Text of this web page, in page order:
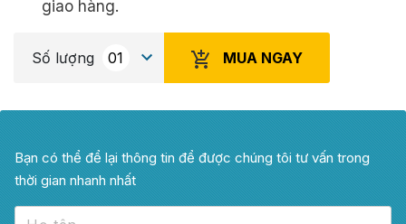
giao hàng.
Số lượng MUA NGAY
Bạn có thể để lại thông tin để được chúng tôi tư vấn trong
thời gian nhanh nhất